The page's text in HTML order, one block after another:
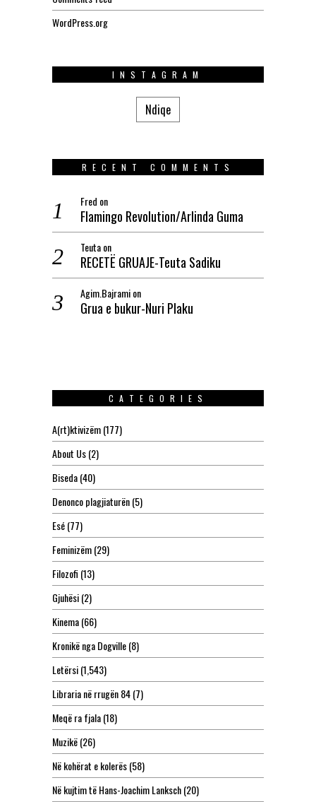
WordPress.org
INSTAGRAM
Ndiqe
RECENT COMMENTS
Fred on
Flamingo Revolution/Arlinda Guma
Teutaon
RECETË GRUAJE-Teuta Sadiku
Agim.Bajramion
Grua e bukur-Nuri Plaku
CATEGORIES
A(rt)ktivizëm(177)
About Us(2)
Biseda(40)
Denonco plagjiaturën(5)
Esé(77)
Feminizëm(29)
Filozofi (13)
Gjuhësi(2)
Kinema(66)
Kronikë nga Dogville(8)
Letërsi(1,543)
Libraria në rrugën 84(7)
Meqë ra fjala(18)
Muzikë(26)
Në kohërat e kolerës(58)
Në kujtim të Hans-Joachim Lanksch(20)